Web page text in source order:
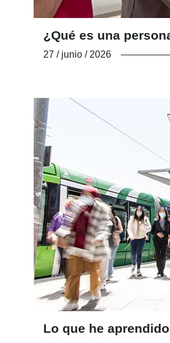
¿Qué es una
27 / junio / 2026
Lo que he